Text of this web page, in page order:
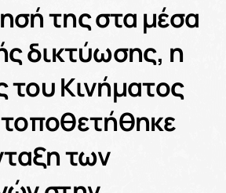
της στα μέσα
δικτύωσης, η
του Κινήματος
των